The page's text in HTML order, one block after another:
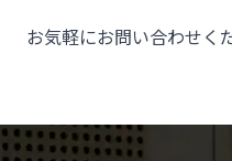
お気軽にお問い合わせく